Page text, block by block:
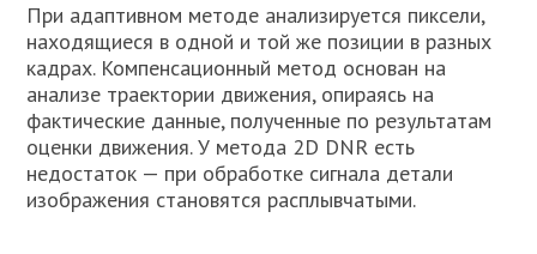
При адаптивном методе анализируется пиксели,
находящиеся в одной и той же позиции в разных
кадрах. Компенсационный метод основан на
анализе траектории движения, опираясь на
фактические данные, полученные по результатам
оценки движения. У метода 2D DNR есть
недостаток — при обработке сигнала детали
изображения становятся расплывчатыми.